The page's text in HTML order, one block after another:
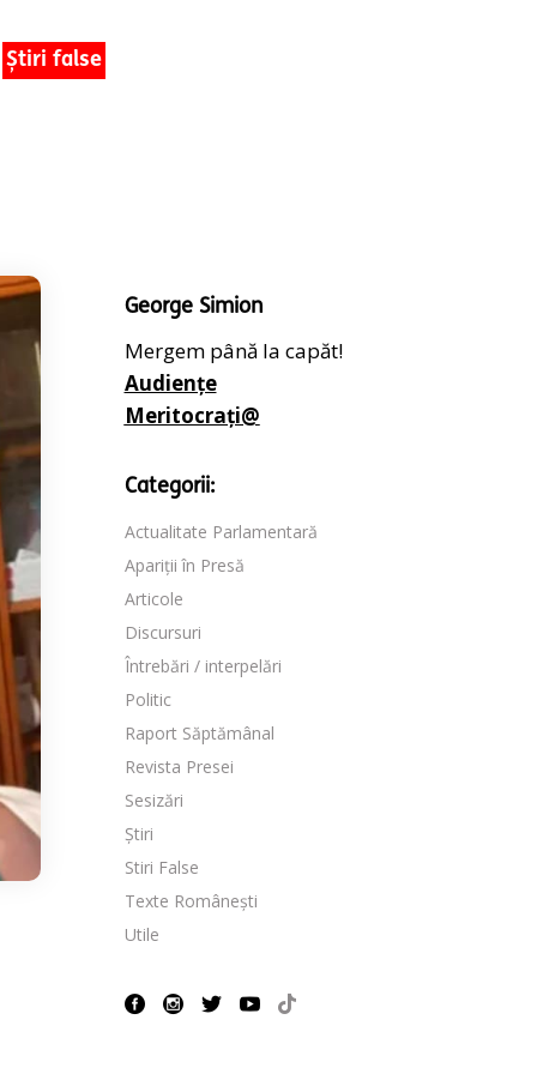
Știri false
George Simion
Mergem până la capăt!
Audiențe
Meritocrați@
Categorii:
Actualitate Parlamentară
Apariții în Presă
Articole
Discursuri
Întrebări / interpelări
Politic
Raport Săptămânal
Revista Presei
Sesizări
Știri
Stiri False
Texte Românești
Utile